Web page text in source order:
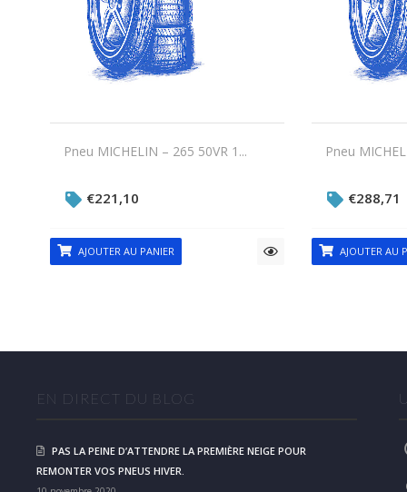
Pneu MICHELIN – 265 50VR 1...
€221,10
AJOUTER AU PANIER
Pneu
€288,71
AJOUTER AU
EN DIRECT DU BLOG
PAS LA PEINE D’ATTENDRE LA PREMIÈRE NEIGE POUR
REMONTER VOS PNEUS HIVER.